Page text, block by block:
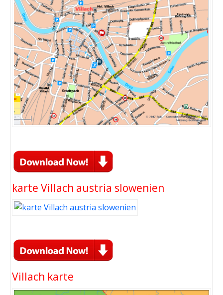
karte Villach austria slowenien
Villach karte